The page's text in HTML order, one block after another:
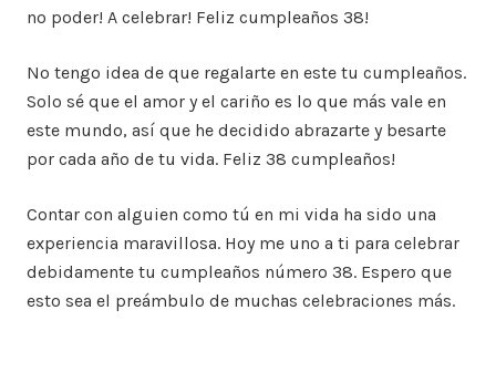
no poder! A celebrar! Feliz cumpleaños 38!
No tengo idea de que regalarte en este tu cumpleaños.
Solo sé que el amor y el cariño es lo que más vale en
este mundo, así que he decidido abrazarte y besarte
por cada año de tu vida. Feliz 38 cumpleaños!
Contar con alguien como tú en mi vida ha sido una
experiencia maravillosa. Hoy me uno a ti para celebrar
debidamente tu cumpleaños número 38. Espero que
esto sea el preámbulo de muchas celebraciones más.